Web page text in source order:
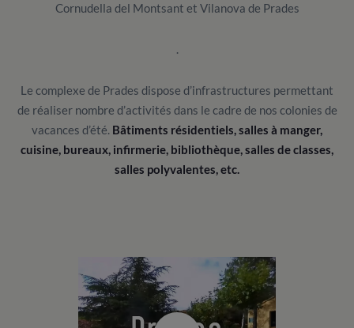
Cornudella del Montsant et Vilanova de Prades
.
Le complexe de Prades dispose d’infrastructures permettant
de réaliser nombre d’activités dans le cadre de nos colonies de
vacances d’été. Bâtiments résidentiels, salles à manger,
cuisine, bureaux, infirmerie, bibliothèque, salles de classes,
salles polyvalentes, etc.